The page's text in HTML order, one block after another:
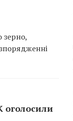
зерно,
оголосили